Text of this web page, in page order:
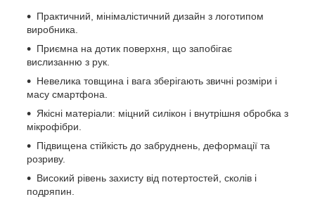
Практичний, мінімалістичний дизайн з логотипом
виробника.
Приємна на дотик поверхня, що запобігає
вислизанню з рук.
Невелика товщина і вага зберігають звичні розміри і
масу смартфона.
Якісні матеріали: міцний силікон і внутрішня обробка з
мікрофібри.
Підвищена стійкість до забруднень, деформації та
розриву.
Високий рівень захисту від потертостей, сколів і
подряпин.